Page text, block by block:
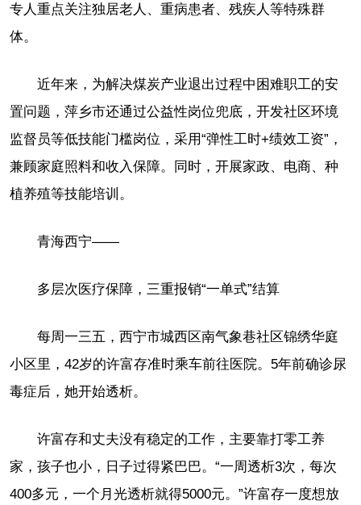
专人重点关注独居老人、重病患者、残疾人等特殊群
体。
近年来，为解决煤炭产业退出过程中困难职工的安
置问题，萍乡市还通过公益性岗位兜底，开发社区环境
监督员等低技能门槛岗位，采用“弹性工时+绩效工资”，
兼顾家庭照料和收入保障。同时，开展家政、电商、种
植养殖等技能培训。
青海西宁——
多层次医疗保障，三重报销“一单式”结算
每周一三五，西宁市城西区南气象巷社区锦绣华庭
小区里，42岁的许富存准时乘车前往医院。5年前确诊尿
毒症后，她开始透析。
许富存和丈夫没有稳定的工作，主要靠打零工养
家，孩子也小，日子过得紧巴巴。“一周透析3次，每次
400多元，一个月光透析就得5000元。”许富存一度想放